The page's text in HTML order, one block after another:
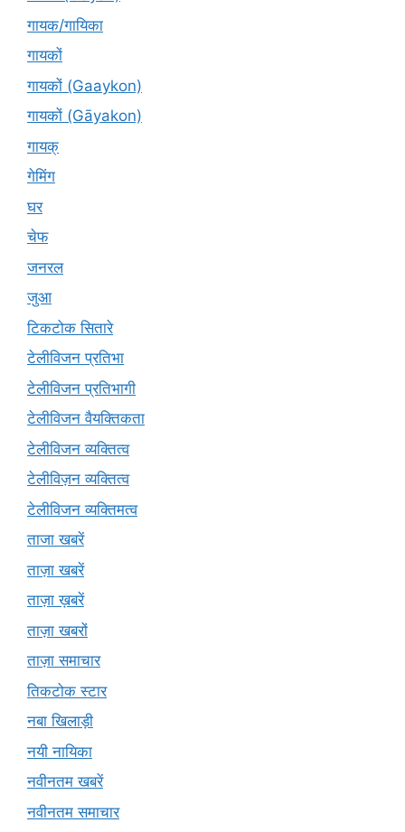
गायक/गायिका
गायकों
गायकों (Gaaykon)
गायकों (Gāyakon)
गायक्
गेमिंग
घर
चेफ
जनरल
जुआ
टिकटोक सितारे
टेलीविजन प्रतिभा
टेलीविजन प्रतिभागी
टेलीविजन वैयक्तिकता
टेलीविजन व्यक्तित्व
टेलीविज़न व्यक्तित्व
टेलीविजन व्यक्तिमत्व
ताजा खबरें
ताज़ा खबरें
ताज़ा ख़बरें
ताज़ा खबरों
ताज़ा समाचार
तिकटोक स्टार
नबा खिलाड़ी
नयी नायिका
नवीनतम खबरें
नवीनतम समाचार